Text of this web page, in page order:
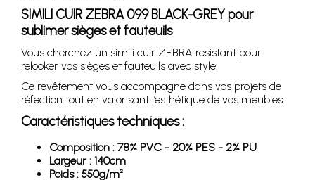
SIMILI CUIR ZEBRA 099 BLACK-GREY pour
sublimer sièges et fauteuils
Vous cherchez un simili cuir ZEBRA résistant pour
relooker vos sièges et fauteuils avec style.
Ce revêtement vous accompagne dans vos projets de
réfection tout en valorisant l’esthétique de vos meubles.
Caractéristiques techniques :
Composition : 78% PVC - 20% PES - 2% PU
Largeur : 140cm
Poids : 550g/m²